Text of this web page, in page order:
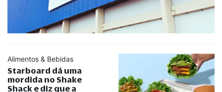
Alimentos & Bebidas
Starboard dá uma
mordida no Shake
Shack e diz que a